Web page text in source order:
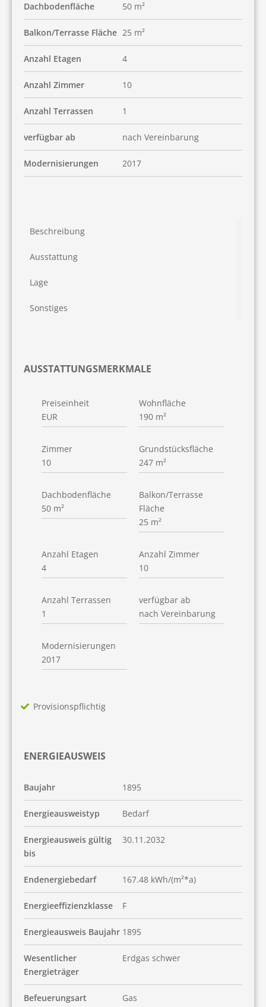
Dachbodenfläche 50 m²
Balkon/Terrasse Fläche 25 m²
Anzahl Etagen 4
Anzahl Zimmer 10
Anzahl Terrassen 1
verfügbar ab nach Vereinbarung
Modernisierungen 2017
Beschreibung
Ausstattung
Lage
Sonstiges
AUSSTATTUNGSMERKMALE
Preiseinheit
EUR
Wohnfläche
190 m²
Zimmer
10
Grundstücksfläche
247 m²
Dachbodenfläche
50 m²
Balkon/Terrasse
Fläche
25 m²
Anzahl Etagen
4
Anzahl Zimmer
10
Anzahl Terrassen
1
verfügbar ab
nach Vereinbarung
Modernisierungen
2017
Provisionspflichtig
ENERGIEAUSWEIS
Baujahr 1895
Energieausweistyp Bedarf
Energieausweis gültig
bis
30.11.2032
Endenergiebedarf 167.48 kWh/(m²*a)
Energieeffizienzklasse F
Energieausweis Baujahr 1895
Wesentlicher
Energieträger
Erdgas schwer
Befeuerungsart Gas